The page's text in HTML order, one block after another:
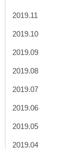
2019.11
2019.10
2019.09
2019.08
2019.07
2019.06
2019.05
2019.04